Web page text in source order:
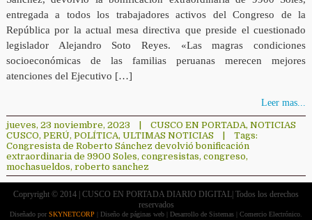
entregada a todos los trabajadores activos del Congreso de la
República por la actual mesa directiva que preside el cuestionado
legislador Alejandro Soto Reyes. «Las magras condiciones
socioeconómicas de las familias peruanas merecen mejores
atenciones del Ejecutivo […]
Leer mas...
jueves, 23 noviembre, 2023 CUSCO EN PORTADA, NOTICIAS
CUSCO, PERÚ, POLÍTICA, ULTIMAS NOTICIAS
Tags:
Congresista de Roberto Sánchez devolvió bonificación
extraordinaria de 9900 Soles, congresistas, congreso,
mochasueldos, roberto sanchez
Copryright © 2014 | CUSCO EN PORTADA DIARIO DIGITAL| Todos los derechos
reservados
Diseñado por SKYNETCORP | Diseño de páginas web | Desarrollo de Sistemas | Comercio Electrónico.